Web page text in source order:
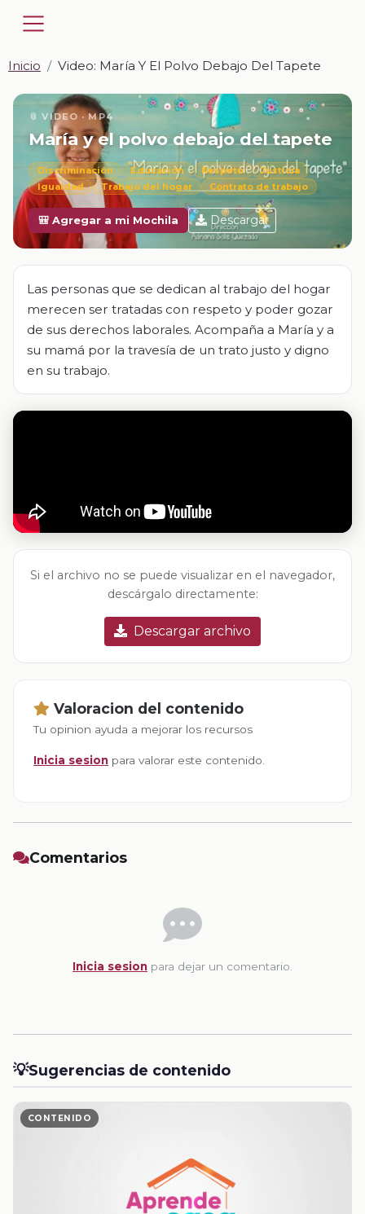
Inicio Video: María Y El Polvo Debajo Del Tapete
📎 VIDEO · MP4
María y el polvo debajo del tapete
Discriminación Educación Respeto
Justicia
Igualdad
Trabajo del hogar Contrato de trabajo
🎒 Agregar a mi Mochila Descargar
Las personas que se dedican al trabajo del hogar
merecen ser tratadas con respeto y poder gozar
de sus derechos laborales. Acompaña a María y a
su mamá por la travesía de un trato justo y digno
en su trabajo.
Si el archivo no se puede visualizar en el navegador,
descárgalo directamente:
Descargar archivo
Valoracion del contenido
Tu opinion ayuda a mejorar los recursos
Inicia sesion para valorar este contenido.
Comentarios
Inicia sesion para dejar un comentario.
💡Sugerencias de contenido
CONTENIDO